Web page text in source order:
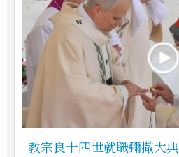
教宗良十四世就職彌撒大典